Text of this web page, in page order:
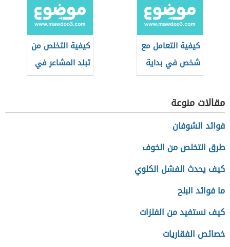
كيفية التعامل مع
شخص في بداية
العلاقة
كيفية التخلص من
تبلد المشاعر في
الحب
مقالات منوعة
فوائد الشوفان
طرق التخلص من الخوف
كيف يحدث الفشل الكلوي
ما فوائد البلح
كيف نستفيد من الفلزات
خصائص الفقاريات